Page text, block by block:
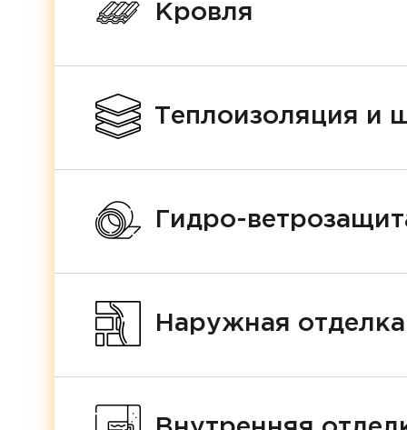
Кровля
Теплоизоляция и
Гидро-
Наружная